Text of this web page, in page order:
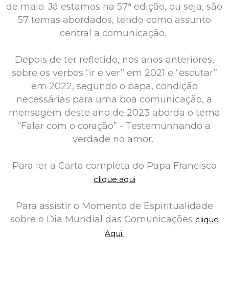
de maio. Já estamos na 57ª edição, ou seja, são
57 temas abordados, tendo como assunto
central a comunicação.
Depois de ter refletido, nos anos anteriores,
sobre os verbos “ir e ver” em 2021 e “escutar”
em 2022, segundo o papa, condição
necessárias para uma boa comunicação, a
mensagem deste ano de 2023 aborda o tema
“Falar com o coração” - Testemunhando a
verdade no amor.
Para ler a Carta completa do Papa Francisco
clique aqui
Para assistir o Momento de Espiritualidade
sobre o Dia Mundial das Comunicações clique
Aqui